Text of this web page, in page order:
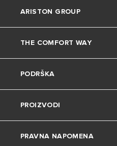
ARISTON GROUP
O nama
Grupa
Karijera
THE COMFORT WAY
Okoliš
Savjeti i trikovi
Uređenje doma
PODRŠKA
Kontakt
Česta pitanja
PROIZVODI
Grijalice vode
PRAVNA NAPOMENA